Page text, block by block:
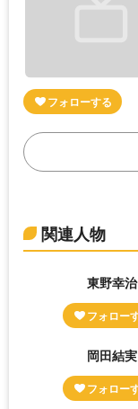
関連人物
東野幸治
岡田結実